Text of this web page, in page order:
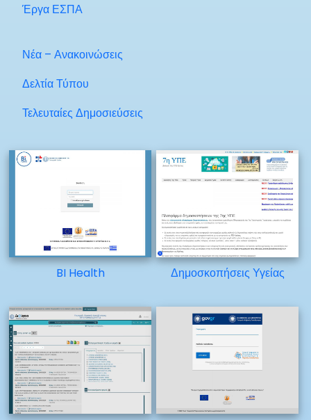
Έργα ΕΣΠΑ
Νέα – Ανακοινώσεις
Δελτία Τύπου
Τελευταίες Δημοσιεύσεις
BI Health Δημοσκοπήσεις Υγείας